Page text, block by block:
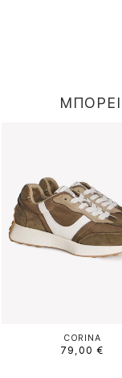
CORINA
79,00 €